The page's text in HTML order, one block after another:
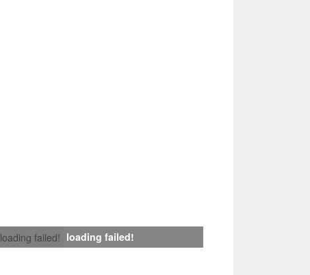
loading failed! loading failed!